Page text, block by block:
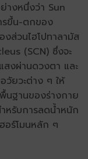
างหนึ่งว่า Sun
รขึ้น-ตกของ
ส่วนไฮโปทาลามัส
(SCN) ซึ่งจะ
สงผ่านดวงตา และ
ยวะต่าง ๆ ให้
นฐานของร่างกาย
หรับการลดน้ำหนัก
อร์โมนหลัก ๆ